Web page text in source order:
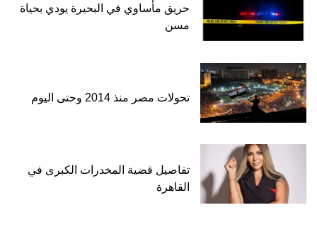
حريق مأساوي في البحيرة يودي بحياة
مسن
تحولات مصر منذ 2014 وحتى اليوم
تفاصيل قضية المخدرات الكبرى في
القاهرة